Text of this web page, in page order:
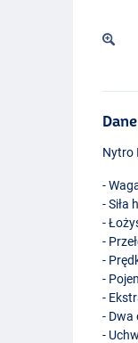
Nytro
-
- Siła
-
-
-
-
-
- Dwa
-